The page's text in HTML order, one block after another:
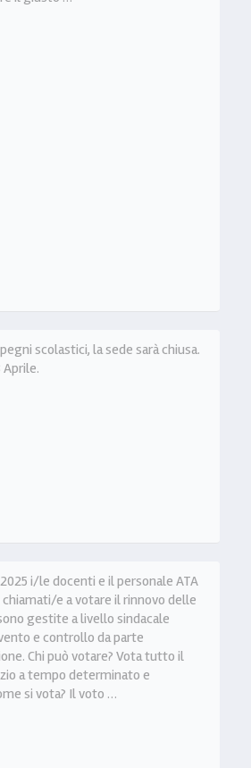
scolastici, la sede sarà chiusa.
Aprile.
i/le docenti e il personale ATA
e a votare il rinnovo delle
gestite a livello sindacale
e controllo da parte
Chi può votare? Vota tutto il
a tempo determinato e
si vota? Il voto …